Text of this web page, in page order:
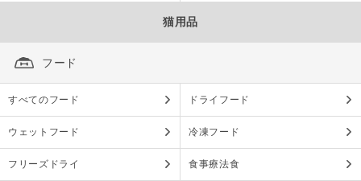
猫用品
フード
すべてのフード ドライフード
ウェットフード 冷凍フード
フリーズドライ 食事療法食